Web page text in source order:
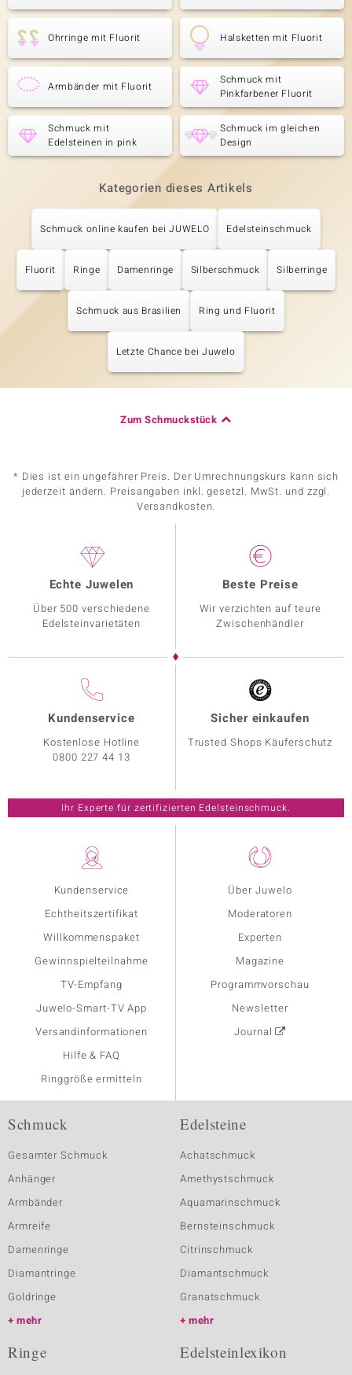
Ohrringe mit Fluorit Halsketten mit Fluorit
Armbänder mit Fluorit
Schmuck mit
Pinkfarbener Fluorit
Schmuck mit
Edelsteinen in pink
Schmuck im gleichen
Design
Kategorien dieses Artikels
Schmuck online kaufen bei JUWELO Edelsteinschmuck
Fluorit Ringe Damenringe Silberschmuck Silberringe
Schmuck aus Brasilien Ring und Fluorit
Letzte Chance bei Juwelo
Zum Schmuckstück
* Dies ist ein ungefährer Preis. Der Umrechnungskurs kann sich
jederzeit ändern. Preisangaben inkl. gesetzl. MwSt. und zzgl.
Versandkosten.
Kundenservice
Echtheitszertifikat
Willkommenspaket
Gewinnspielteilnahme
TV-Empfang
Juwelo-Smart-TV App
Versandinformationen
Hilfe & FAQ
Ringgröße ermitteln
Über Juwelo
Moderatoren
Experten
Magazine
Programmvorschau
Newsletter
Journal
Echte Juwelen
Über 500 verschiedene
Edelsteinvarietäten
Beste Preise
Wir verzichten auf teure
Zwischenhändler
Kundenservice
Kostenlose Hotline
0800 227 44 13
Sicher einkaufen
Trusted Shops Käuferschutz
Ihr Experte für zertifizierten Edelsteinschmuck.
Schmuck
Gesamter Schmuck
Anhänger
Armbänder
Armreife
Damenringe
Diamantringe
Goldringe
mehr
Edelsteine
Achatschmuck
Amethystschmuck
Aquamarinschmuck
Bernsteinschmuck
Citrinschmuck
Diamantschmuck
Granatschmuck
mehr
Ringe Edelsteinlexikon